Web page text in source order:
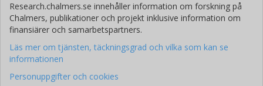
Research.chalmers.se innehåller information om forskning på
Chalmers, publikationer och projekt inklusive information om
finansiärer och samarbetspartners.
Läs mer om tjänsten, täckningsgrad och vilka som kan se
informationen
Personuppgifter och cookies